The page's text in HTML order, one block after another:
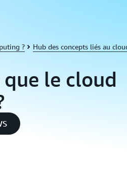
? Hub des concepts liés au
le cloud